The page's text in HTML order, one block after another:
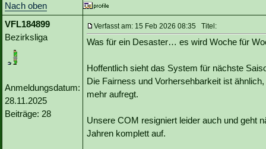
Nach oben
VFL184899
Bezirksliga
Anmeldungsdatum:
28.11.2025
Beiträge: 28
Verfasst am: 15 Feb 2026 08:35 Titel:
Was für ein Desaster… es wird Woche für
Hoffentlich sieht das System für nächste
Die Fairness und Vorhersehbarkeit ist
mehr aufregt.
Unsere COM resigniert leider auch und geht
Jahren komplett auf.